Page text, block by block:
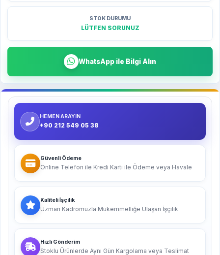
STOK DURUMU
LÜTFEN SORUNUZ
WhatsApp ile Bilgi Alın
HEMEN ARAYIN
+90 212 549 05 38
Güvenli Ödeme
Online Telefon ile Kredi Kartı ile Ödeme veya Havale
Kaliteli İşçilik
Uzman Kadromuzla Mükemmelliğe Ulaşan İşçilik
Hızlı Gönderim
Stoklu Ürünlerde Aynı Gün Kargolama veya Teslimat